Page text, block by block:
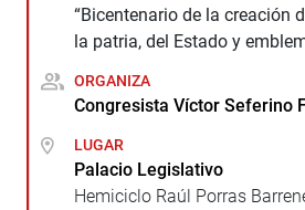
“Bicentenario de la creación
la patria, del Estado y
ORGANIZA
Congresista Víctor Seferino
LUGAR
Palacio Legislativo
Hemiciclo Raúl Porras